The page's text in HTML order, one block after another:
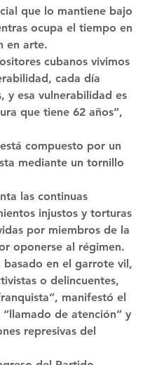
que lo mantiene bajo
ocupa el tiempo en
en arte.
cubanos vivimos
cada día
y esa vulnerabilidad es
que tiene 62 años”,
compuesto por un
mediante un tornillo
las continuas
injustos y torturas
por miembros de la
oponerse al régimen.
basado en el garrote vil,
o delincuentes,
manifestó el
de atención” y
represivas del